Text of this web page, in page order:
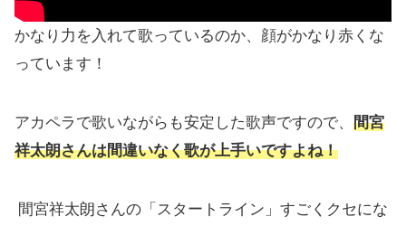
かなり力を入れて歌っているのか、顔がかなり赤くな
っています！
アカペラで歌いながらも安定した歌声ですので、 間宮
祥太朗さんは間違いなく歌が上手いですよね！
間宮祥太朗さんの「スタートライン」すごくクセにな